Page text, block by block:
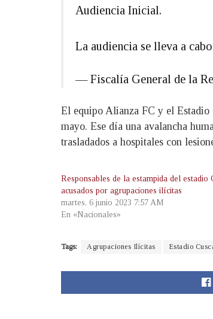
Audiencia Inicial.
La audiencia se lleva a
— Fiscalía General de la
El equipo Alianza FC y el Estadio
mayo. Ese día una avalancha
trasladados a hospitales con
Responsables de la estampida del estadio
acusados por agrupaciones ilícitas
martes, 6 junio 2023 7:57 AM
En «Nacionales»
Tags: Agrupaciones Ilícitas Estadio